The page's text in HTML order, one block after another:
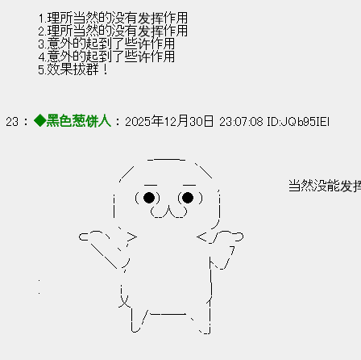
1.理所当然的没有发挥作用
2.理所当然的没有发挥作用
3.意外的起到了些许作用
4.意外的起到了些许作用
5.效果拔群！
23 ： ◆黑色葱饼人 ： 2025年12月30日 23:07:08 ID:JQb95IEl
-―─-　、
／　　　　 　 　 ＼
′ 　─　 　 ─ 　　,                 当然没能发挥出效
i　　（ ●）　 （● ）　 ｉ
|　　 　 (__人__)　 　　|
､　　　　　　　　 　 ノ
⊂⌒ヽ　 ＞　　　　　　 ＜_/⌒つ
＼　丶′　　　　 　 　 　 　 7
＼ ノ　　　　 　 　 　 ﾄ､_/
.　　　 　 　 　 　 ′　　 　 　 　 　 |
.　　　　　　　 　 i　　　　　　　　 　 |
乂　　　　　　　　 ｲ
|　/ー―一 、　|
し′　　　　　､_ｊ